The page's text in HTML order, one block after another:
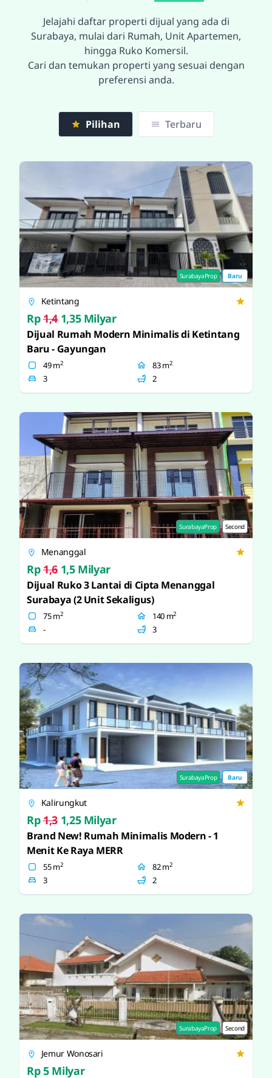
Jelajahi daftar properti dijual yang ada di
Surabaya, mulai dari Rumah, Unit Apartemen,
hingga Ruko Komersil.
Cari dan temukan properti yang sesuai dengan
preferensi anda.
Pilihan Terbaru
SurabayaProp Baru
Ketintang
Rp1,41,35 Milyar
Dijual Rumah Modern Minimalis di Ketintang
Baru - Gayungan
49 m2
3
83 m2
2
SurabayaProp Second
Menanggal
Rp1,61,5 Milyar
Dijual Ruko 3 Lantai di Cipta Menanggal
Surabaya (2 Unit Sekaligus)
75 m2
-
140 m2
3
SurabayaProp Baru
Kalirungkut
Rp1,31,25 Milyar
Brand New! Rumah Minimalis Modern - 1
Menit Ke Raya MERR
55 m2
3
82 m2
2
SurabayaProp Second
Jemur Wonosari
Rp 5 Milyar